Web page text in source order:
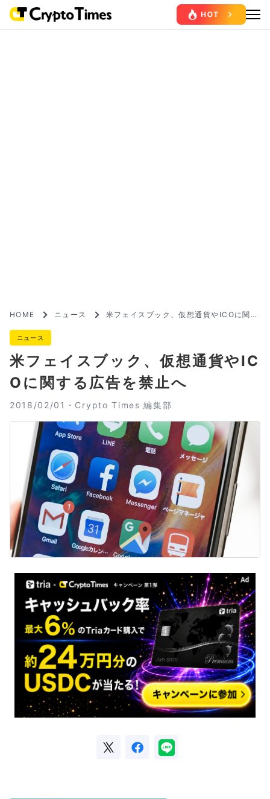
HOME ニュース
米フェイスブック、仮想通貨やICOに関す
ニュース
米フェイスブック、仮想通貨やIC
Oに関する広告を禁止へ
2018/02/01・ Crypto Times 編集部